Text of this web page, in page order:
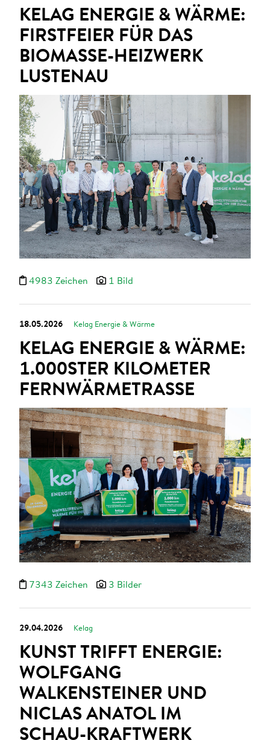
KELAG ENERGIE & WÄRME:
FIRSTFEIER FÜR DAS
BIOMASSE-HEIZWERK
LUSTENAU
4983 Zeichen 1 Bild
18.05.2026 Kelag Energie & Wärme
KELAG ENERGIE & WÄRME:
1.000STER KILOMETER
FERNWÄRMETRASSE
7343 Zeichen 3 Bilder
29.04.2026 Kelag
KUNST TRIFFT ENERGIE:
WOLFGANG
WALKENSTEINER UND
NICLAS ANATOL IM
SCHAU-KRAFTWERK